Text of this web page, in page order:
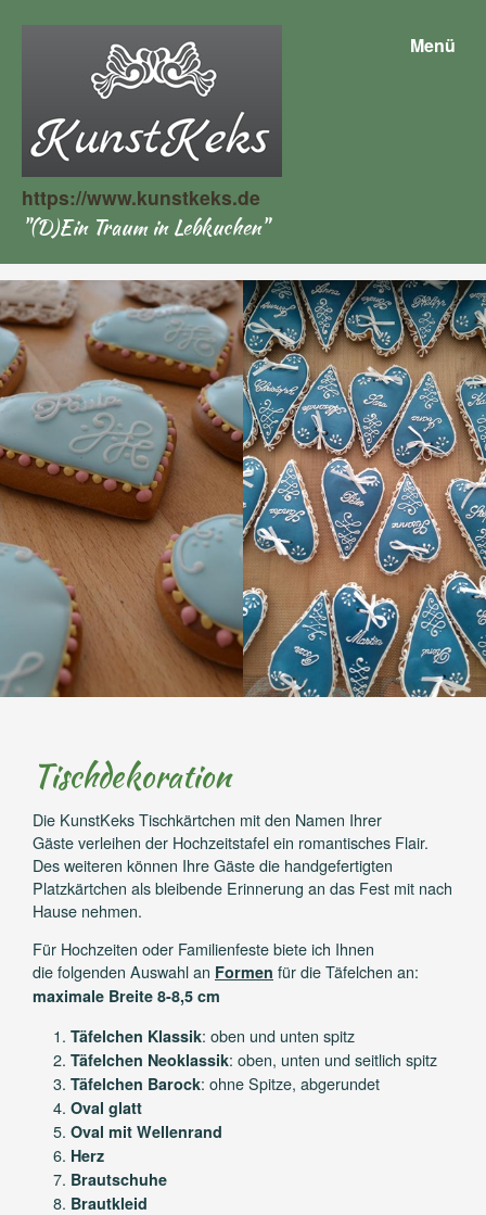
https://www.kunstkeks.de
"(D)Ein Traum in Lebkuchen"
Menü
Tischdekoration
Die KunstKeks Tischkärtchen mit den Namen Ihrer
Gäste verleihen der Hochzeitstafel ein romantisches Flair.
Des weiteren können Ihre Gäste die handgefertigten
Platzkärtchen als bleibende Erinnerung an das Fest mit nach
Hause nehmen.
Für Hochzeiten oder Familienfeste biete ich Ihnen
die folgenden Auswahl an Formen für die Täfelchen an:
maximale Breite 8-8,5 cm
Täfelchen Klassik: oben und unten spitz
Täfelchen Neoklassik: oben, unten und seitlich spitz
Täfelchen Barock: ohne Spitze, abgerundet
Oval glatt
Oval mit Wellenrand
Herz
Brautschuhe
Brautkleid